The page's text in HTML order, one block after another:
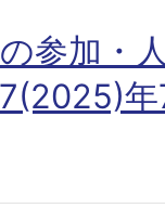
参加・